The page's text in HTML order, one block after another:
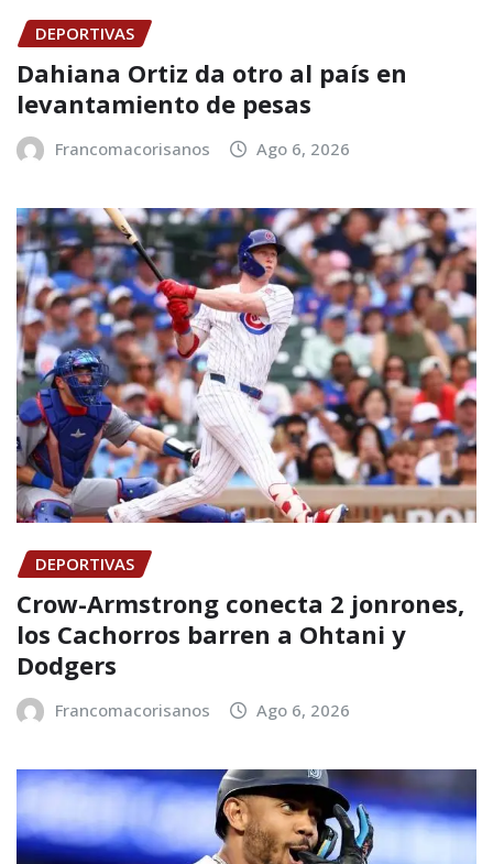
DEPORTIVAS
Dahiana Ortiz da otro al país en
levantamiento de pesas
Francomacorisanos Ago 6, 2026
DEPORTIVAS
Crow-Armstrong conecta 2 jonrones,
los Cachorros barren a Ohtani y
Dodgers
Francomacorisanos Ago 6, 2026